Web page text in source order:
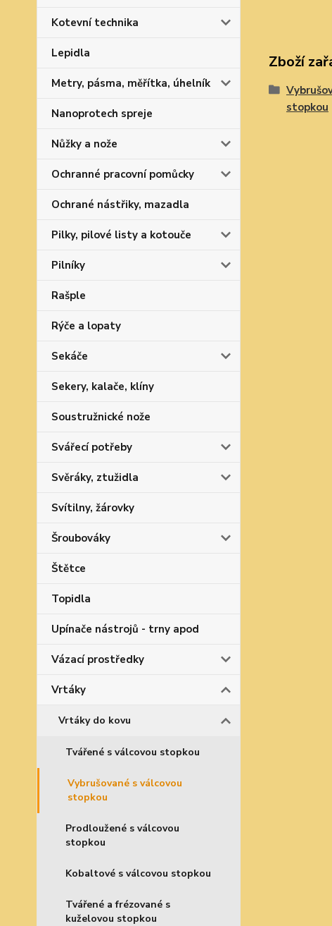
Kotevní technika
Lepidla
Metry, pásma, měřítka, úhelník
Nanoprotech spreje
Nůžky a nože
Ochranné pracovní pomůcky
Ochrané nástřiky, mazadla
Pilky, pilové listy a kotouče
Pilníky
Rašple
Rýče a lopaty
Sekáče
Sekery, kalače, klíny
Soustružnické nože
Svářecí potřeby
Svěráky, ztužidla
Svítilny, žárovky
Šroubováky
Štětce
Topidla
Upínače nástrojů - trny apod
Vázací prostředky
Vrtáky
Vrtáky do kovu
Tvářené s válcovou stopkou
Vybrušované s válcovou
stopkou
Prodloužené s válcovou
stopkou
Kobaltové s válcovou stopkou
Tvářené a frézované s
kuželovou stopkou
Zboží
stopkou